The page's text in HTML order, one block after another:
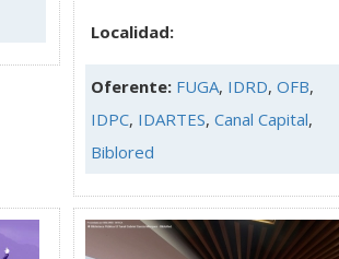
Localidad:
Oferente: FUGA, IDRD, OFB,
IDPC, IDARTES, Canal Capital,
Biblored